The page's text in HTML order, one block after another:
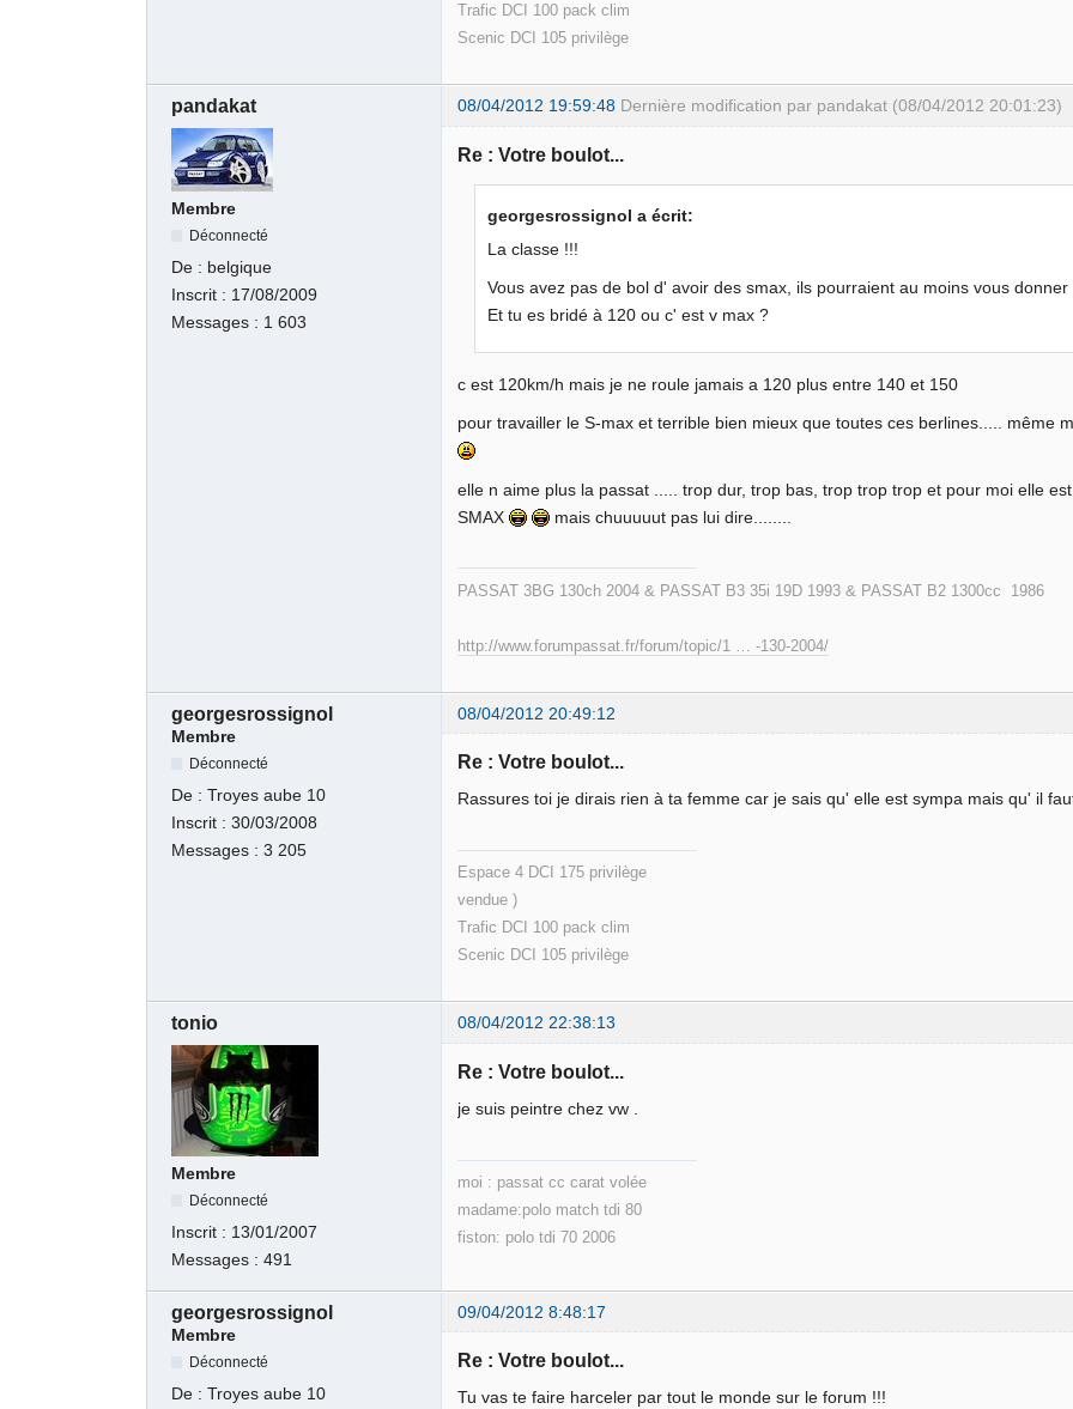
Trafic DCI 100 pack clim
Scenic DCI 105 privilège
pandakat 08/04/2012 19:59:48 Dernière modification par pandakat (08/04/2012 20:01:23)
Membre
Déconnecté
De : belgique
Inscrit : 17/08/2009
Messages : 1 603
Re : Votre boulot...
georgesrossignol a écrit:
La classe !!!
Vous avez pas de bol d' avoir des smax, ils pourraient au moins vous
Et tu es bridé à 120 ou c' est v max ?
c est 120km/h mais je ne roule jamais a 120 plus entre 140 et 150
pour travailler le S-max et terrible bien mieux que toutes ces berlines..... même
elle n aime plus la passat ..... trop dur, trop bas, trop trop trop et pour moi elle
SMAX
mais chuuuuut pas lui dire........
PASSAT 3BG 130ch 2004 & PASSAT B3 35i 19D 1993 & PASSAT B2 1300cc 1986
http://www.forumpassat.fr/forum/topic/1 … -130-2004/
georgesrossignol
08/04/2012 20:49:12
Membre
Déconnecté
De :Troyes aube 10
Inscrit :30/03/2008
Messages :3 205
Re : Votre boulot...
Rassures toi je dirais rien à ta femme car je sais qu' elle est sympa mais qu' il
Espace 4 DCI 175 privilège Passat 3BG
vendue )
Trafic DCI 100 pack clim
Scenic DCI 105 privilège
tonio 08/04/2012 22:38:13
Membre
Déconnecté
Inscrit : 13/01/2007
Messages :491
Re : Votre boulot...
je suis peintre chez vw .
moi : passat cc carat volée
madame:polo match tdi 80
fiston: polo tdi 70 2006
georgesrossignol
09/04/2012 8:48:17
Membre
Déconnecté
De :Troyes aube 10
Re : Votre boulot...
Tu vas te faire harceler par tout le monde sur le forum !!!